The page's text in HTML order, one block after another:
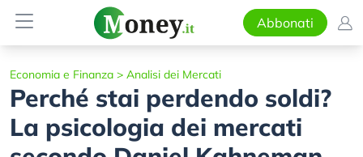
Abbonati
Economia e Finanza > Analisi dei Mercati
Perché stai perdendo soldi?
La psicologia dei mercati